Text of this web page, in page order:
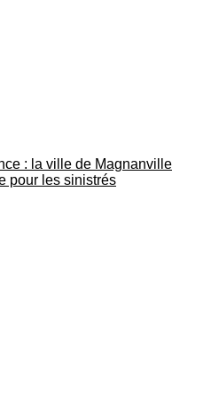
: la ville de Magnanville
pour les sinistrés